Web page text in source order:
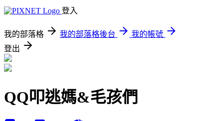
登入
我的部落格 我的部落格後台
我的帳號
登出
QQ叩逃媽&毛孩們